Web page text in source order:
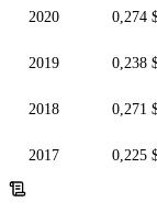
2020 0,274
2019 0,238
2018 0,271
2017 0,225